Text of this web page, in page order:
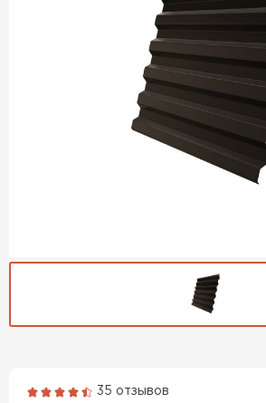
35 отзывов